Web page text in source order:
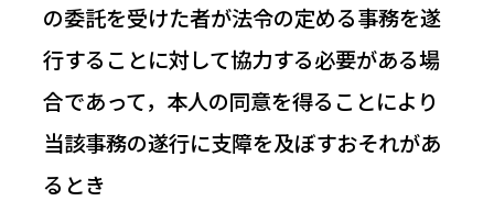
の委託を受けた者が法令の定める事務を遂
行することに対して協力する必要がある場
合であって，本人の同意を得ることにより
当該事務の遂行に支障を及ぼすおそれがあ
るとき